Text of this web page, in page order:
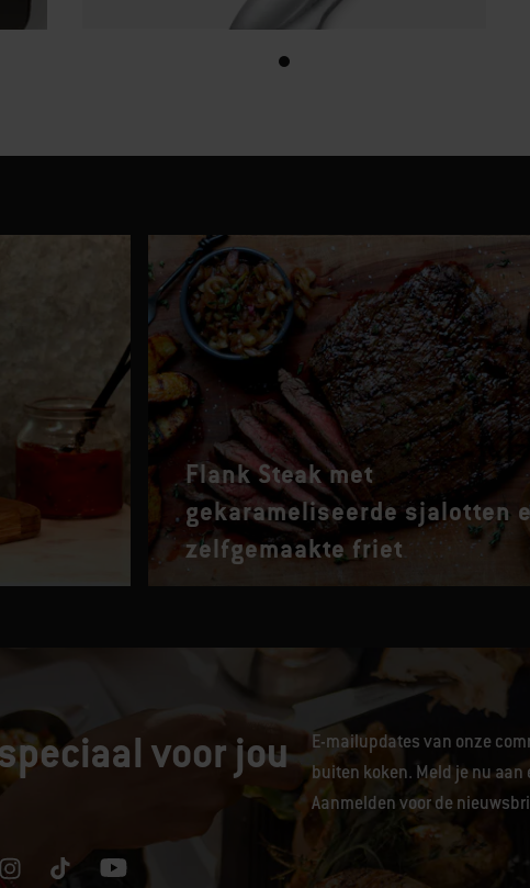
Flank Steak met
gekarameliseerde sjalotten
zelfgemaakte friet
voor jou
E-mailupdates van onze
buiten koken. Meld je nu
Aanmelden voor de